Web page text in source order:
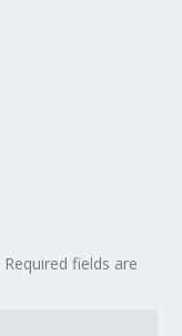
Required fields are